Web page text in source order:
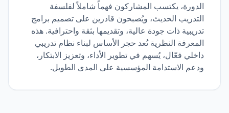
الدورة، يكتسب المشاركون فهماً شاملاً لفلسفة
التدريب الحديث، ويُصبحون قادرين على تصميم برامج
تدريبية ذات جودة عالية، وتقديمها بثقة واحترافية. هذه
المعرفة النظرية تُعد حجر الأساس لبناء نظام تدريبي
داخلي فعّال، يُسهم في تطوير الأداء، وتعزيز الابتكار،
ودعم الاستدامة المؤسسية على المدى الطويل.